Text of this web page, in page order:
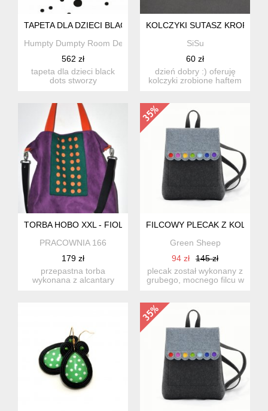
TAPETA DLA DZIECI BLACK DOTS
Humpty Dumpty Room Decoration
562 zł
tapeta dla dzieci black
dots stworzy
KOLCZYKI SUTASZ KROPKI
SiSu
60 zł
dzień dobry :) oferuję
kolczyki zrobione haftem
TORBA HOBO XXL - FIOLET, POMARAŃCZ, SZMARAGD
PRACOWNIA 166
179 zł
przepastna torba
wykonana z alcantary
FILCOWY PLECAK Z
Green Sheep
94 zł
145 zł
plecak został wykonany z
grubego, mocnego filcu w